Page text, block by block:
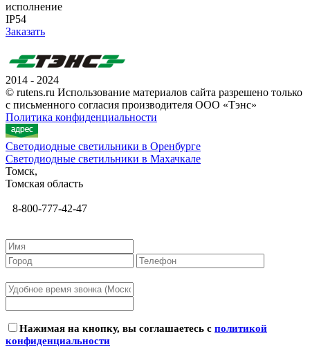
исполнение
IP54
Заказать
2014 - 2024
© rutens.ru Использование материалов сайта разрешено только
с письменного согласия производителя ООО «Тэнс»
Политика конфиденциальности
Светодиодные светильники в Оренбурге
Светодиодные светильники в Махачкале
Томск,
Томская область
8-800-777-42-47
Нажимая на кнопку, вы соглашаетесь с политикой
конфиденциальности